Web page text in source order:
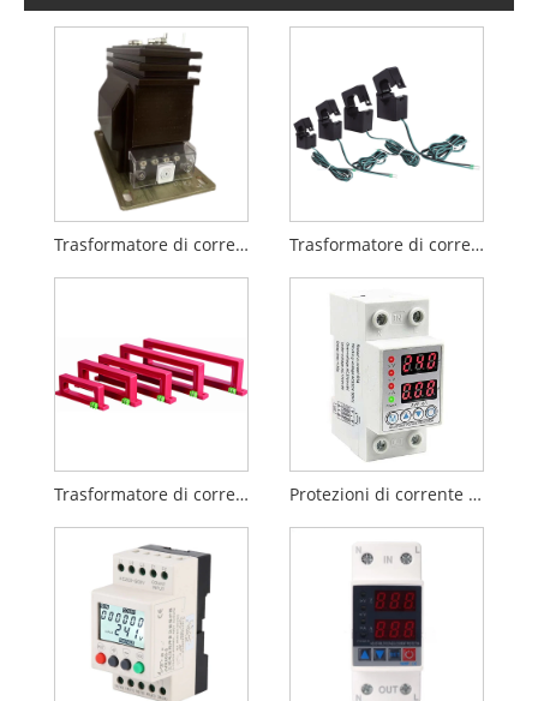
Trasformatore di corrente singolo di tipo secco Trasformatore di corrente a nucleo diviso serie LMCK
Trasformatore di corrente residua serie LSF1 (RCT) Protezioni di corrente di sovratensione regolabili